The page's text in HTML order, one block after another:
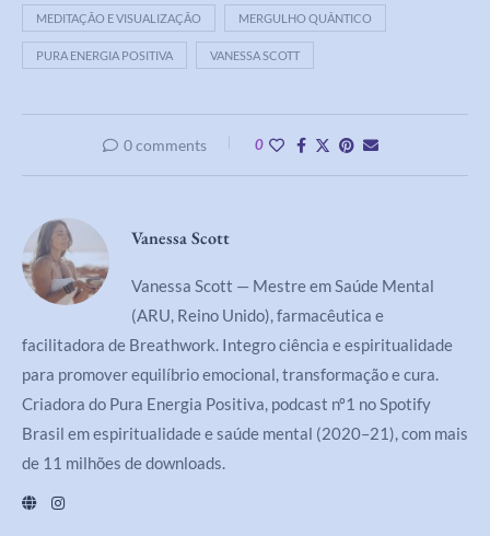
MEDITAÇÃO E VISUALIZAÇÃO MERGULHO QUÂNTICO
PURA ENERGIA POSITIVA VANESSA SCOTT
0 comments 0
Vanessa Scott
Vanessa Scott — Mestre em Saúde Mental
(ARU, Reino Unido), farmacêutica e
facilitadora de Breathwork. Integro ciência e espiritualidade
para promover equilíbrio emocional, transformação e cura.
Criadora do Pura Energia Positiva, podcast nº1 no Spotify
Brasil em espiritualidade e saúde mental (2020–21), com mais
de 11 milhões de downloads.